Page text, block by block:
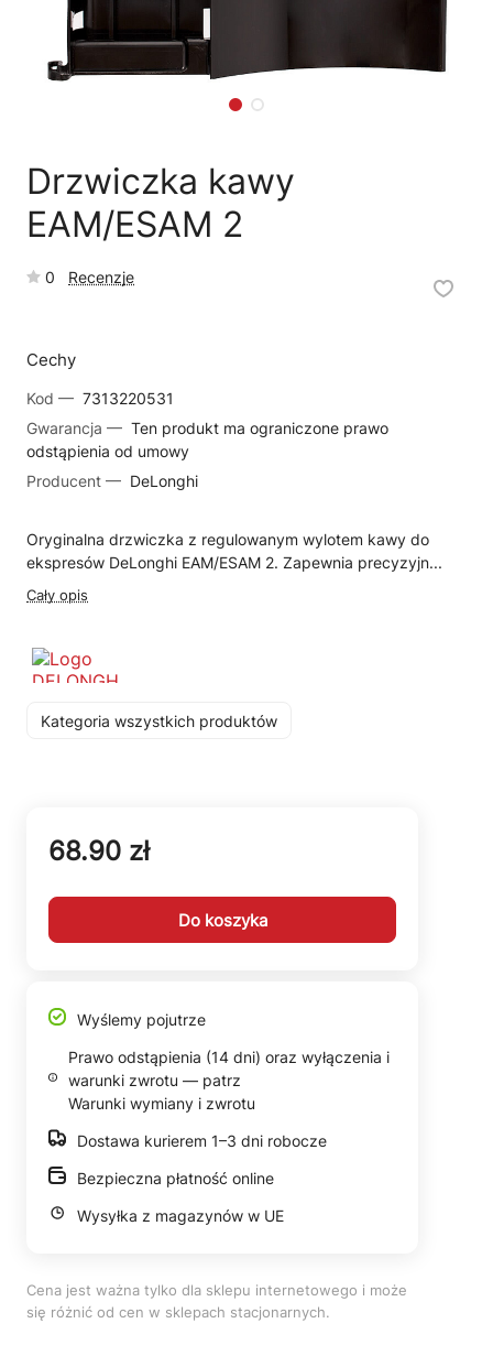
Drzwiczka kawy
EAM/ESAM 2
0 Recenzje
Cechy
Kod — 7313220531
Gwarancja — Ten produkt ma ograniczone prawo
odstąpienia od umowy
Producent — DeLonghi
Oryginalna drzwiczka z regulowanym wylotem kawy do
ekspresów DeLonghi EAM/ESAM 2. Zapewnia precyzyjn...
Cały opis
Kategoria wszystkich produktów
68.90 zł
Do koszyka
Wyślemy pojutrze
Prawo odstąpienia (14 dni) oraz wyłączenia i
warunki zwrotu — patrz
Warunki wymiany i zwrotu
Dostawa kurierem 1–3 dni robocze
Bezpieczna płatność online
Wysyłka z magazynów w UE
Cena jest ważna tylko dla sklepu internetowego i może
się różnić od cen w sklepach stacjonarnych.
Reklamacja naprawy